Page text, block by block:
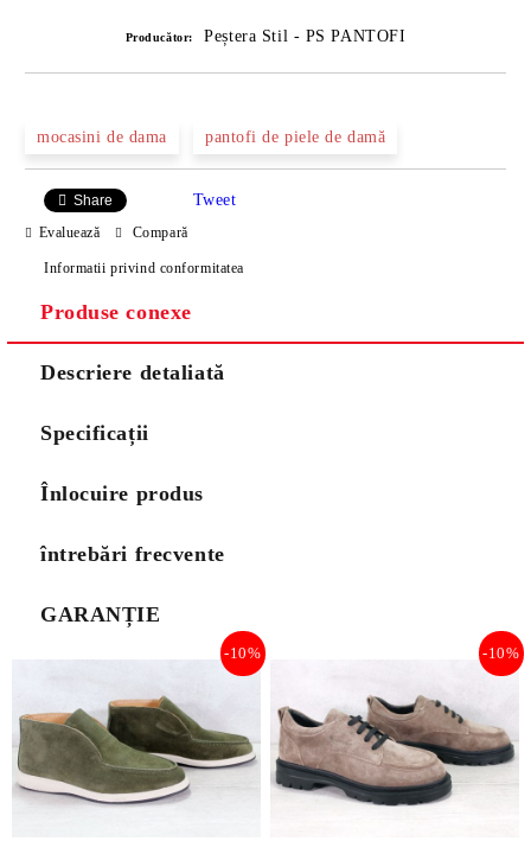
Producător: Peștera Stil - PS PANTOFI
mocasini de dama pantofi de piele de damă
Share Tweet
Evaluează Compară
Informatii privind conformitatea
Produse conexe
Descriere detaliată
Specificații
Înlocuire produs
întrebări frecvente
GARANȚIE
-10% -10%